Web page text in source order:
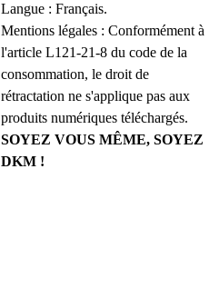
Langue : Français.
Mentions légales : Conformément à
l'article L121-21-8 du code de la
consommation, le droit de
rétractation ne s'applique pas aux
produits numériques téléchargés.
SOYEZ VOUS MÊME, SOYEZ
DKM !